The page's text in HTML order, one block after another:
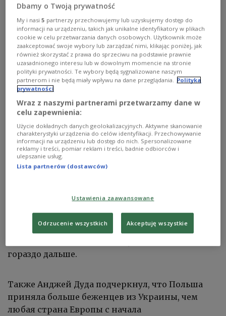
остановить российский империализм.
Иллюстративное фото Фото:
https://twitter.com/GlavTW/status/1639099563335376902/photo/1
дистанционно принимая участие во втором
саммите «За демократию», организованном
президентом США Джо Байденом, заявил, что
гораздо дальше.
Также Анджей Дуда подчеркнул, что Польша
приняла больше беженцев из Украины, чем
любая страна Европы с начала
Dbamy o Twoją prywatność
My i nasi5 partnerzy przechowujemy lub uzyskujemy dostęp do
informacji na urządzeniu, takich jak unikalne identyfikatory w plikach
cookie w celu przetwarzania danych osobowych. Użytkownik może
zaakceptować swoje wybory lub zarządzać nimi, klikając poniżej, jak
również skorzystać z prawa do sprzeciwu na podstawie prawnie
uzasadnionego interesu lub w dowolnym momencie na stronie
polityki prywatności. Te wybory będą sygnalizowane naszym
partnerom i nie będą miały wpływu na dane przeglądania.
Polityka
prywatności
Wraz z naszymi partnerami przetwarzamy dane w
celu zapewnienia:
Użycie dokładnych danych geolokalizacyjnych. Aktywne skanowanie
charakterystyki urządzenia do celów identyfikacji. Przechowywanie
informacji na urządzeniu lub dostęp do nich. Spersonalizowane
reklamy i treści, pomiar reklam i treści, badnie odbiorców i
ulepszanie usług.
Lista partnerów (dostawców)
Ustawienia zaawansowane
Odrzucenie wszystkich Akceptuję wszystkie